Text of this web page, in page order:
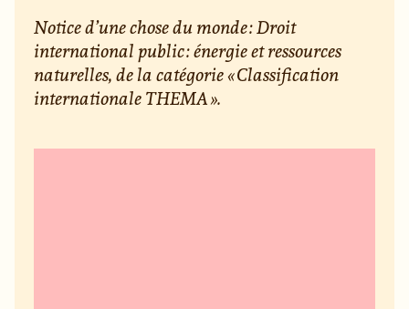
Notice d’une chose du monde : Droit
international public : énergie et ressources
naturelles, de la catégorie « Classification
internationale THEMA ».